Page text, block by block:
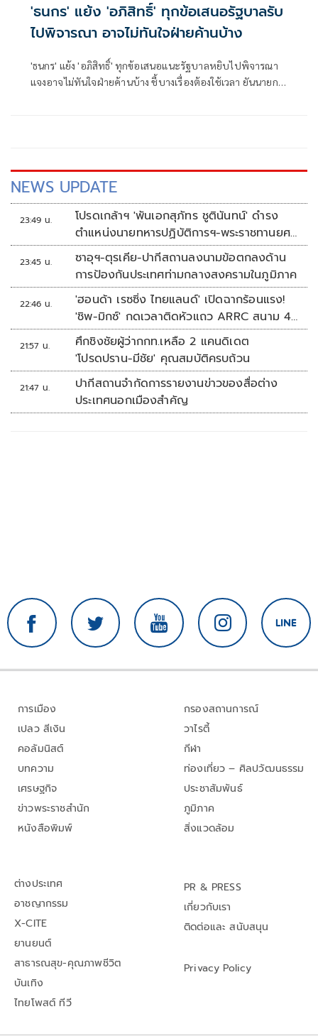
'ธนกร' แย้ง 'อภิสิทธิ์' ทุกข้อเสนอรัฐบาลรับ
ไปพิจารณา อาจไม่ทันใจฝ่ายค้านบ้าง
'ธนกร' แย้ง 'อภิสิทธิ์' ทุกข้อเสนอแนะรัฐบาลหยิบไปพิจารณา
แจงอาจไม่ทันใจฝ่ายค้านบ้าง ชี้บางเรื่องต้องใช้เวลา ยันนายกฯ
NEWS UPDATE
23:49 น.
โปรดเกล้าฯ 'พันเอกสุภัทร ชูตินันทน์' ดำรง
ตำแหน่งนายทหารปฏิบัติการฯ-พระราชทานยศ
'พลตรี'
23:45 น.
ซาอุฯ-ตุรเคีย-ปากีสถานลงนามข้อตกลงด้าน
การป้องกันประเทศท่ามกลางสงครามในภูมิภาค
22:46 น.
'ฮอนด้า เรซซิ่ง ไทยแลนด์' เปิดฉากร้อนแรง!
'ชิพ-มิกซ์' กดเวลาติดหัวแถว ARRC สนาม 4
ที่มัลดาลิกา
21:57 น.
ศึกชิงชัยผู้ว่ากกท.เหลือ 2 แคนดิเดต
'โปรดปราน-มีชัย' คุณสมบัติครบถ้วน
21:47 น.
ปากีสถานจำกัดการรายงานข่าวของสื่อต่าง
ประเทศนอกเมืองสำคัญ
การเมือง
เปลว สีเงิน
คอลัมนิสต์
บทความ
เศรษฐกิจ
ข่าวพระราชสำนัก
หนังสือพิมพ์
กรองสถานการณ์
วาไรตี้
กีฬา
ท่องเที่ยว – ศิลปวัฒนธรรม
ประชาสัมพันธ์
ภูมิภาค
สิ่งแวดล้อม
ต่างประเทศ
อาชญากรรม
X-CITE
ยานยนต์
สาธารณสุข-คุณภาพชีวิต
บันเทิง
ไทยโพสต์ ทีวี
PR & PRESS
เกี่ยวกับเรา
ติดต่อและ สนับสนุน
Privacy Policy